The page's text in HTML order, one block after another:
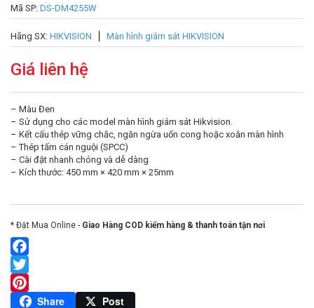
Mã SP: DS-DM4255W
Hãng SX: HIKVISION Màn hình giám sát HIKVISION
Giá liên hệ
– Màu Đen
– Sử dụng cho các model màn hình giám sát Hikvision.
– Kết cấu thép vững chắc, ngăn ngừa uốn cong hoặc xoắn màn hình
– Thép tấm cán nguội (SPCC)
– Cài đặt nhanh chóng và dễ dàng
– Kích thước: 450 mm × 420 mm × 25mm
* Đặt Mua Online - Giao Hàng COD kiểm hàng & thanh toán tận nơi
Facebook
Twitter
Pinterest
Share Post